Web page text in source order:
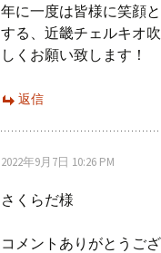
年に一度は皆様に笑顔
する、近畿チェルキオ
しくお願い致します！
返信
2022年9月7日 10:26 PM
さくらだ様
コメントありがとうござ